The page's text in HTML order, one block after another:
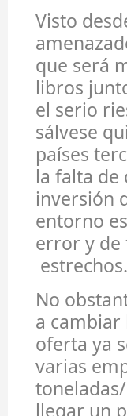
Visto
que será
libros
el serio
sálvese
países
la falta de
inversión
entorno
error y de
estrechos.
No
a cambiar
oferta ya
varias
llegar un